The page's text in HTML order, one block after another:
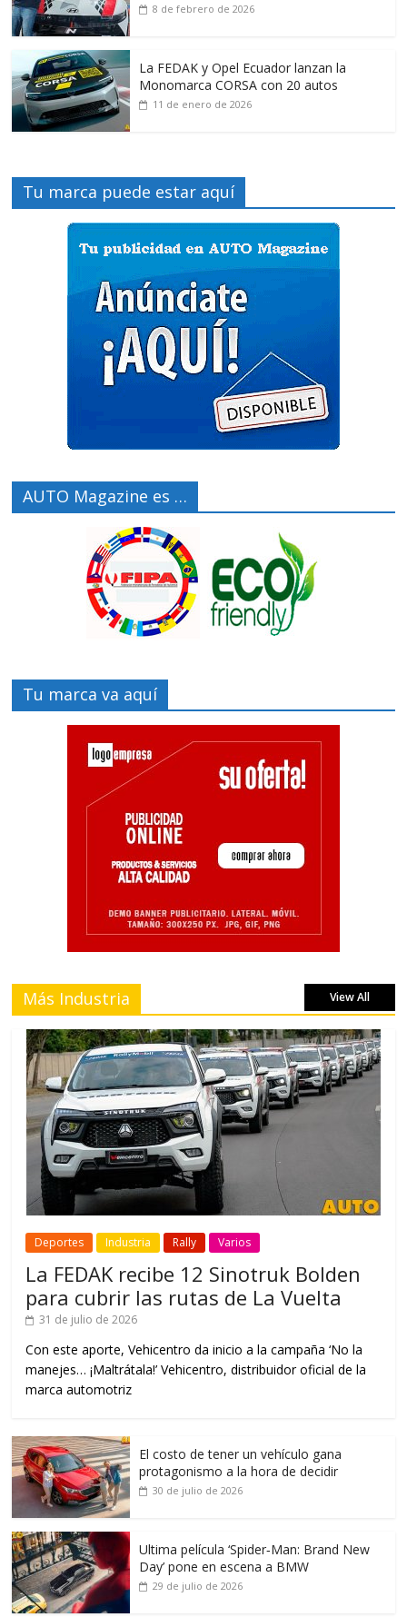
8 de febrero de 2026
La FEDAK y Opel Ecuador lanzan la
Monomarca CORSA con 20 autos
11 de enero de 2026
Tu marca puede estar aquí
AUTO Magazine es …
Tu marca va aquí
Más Industria View All
Deportes Industria Rally Varios
La FEDAK recibe 12 Sinotruk Bolden
para cubrir las rutas de La Vuelta
31 de julio de 2026
Con este aporte, Vehicentro da inicio a la campaña ‘No la
manejes… ¡Maltrátala!’ Vehicentro, distribuidor oficial de la
marca automotriz
El costo de tener un vehículo gana
protagonismo a la hora de decidir
30 de julio de 2026
Ultima película ‘Spider‑Man: Brand New
Day’ pone en escena a BMW
29 de julio de 2026